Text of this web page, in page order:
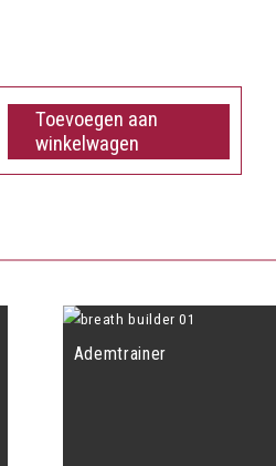
Toevoegen aan
winkelwagen
Ademtrainer